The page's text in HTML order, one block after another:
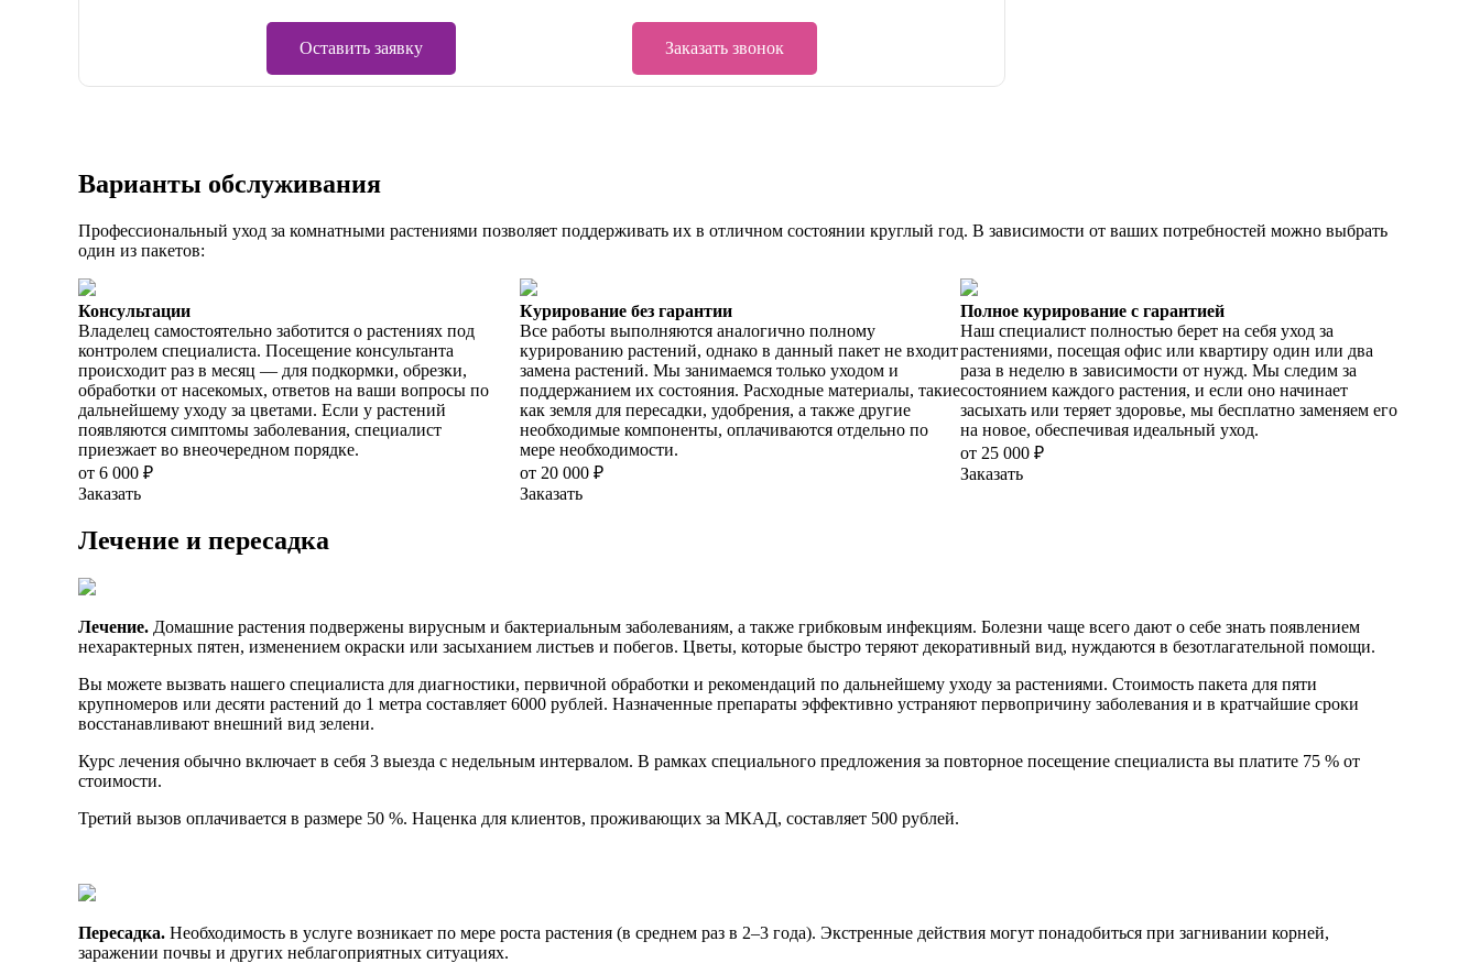
Оставить заявку Заказать звонок
Варианты обслуживания
Профессиональный уход за комнатными растениями позволяет поддерживать их в отличном состоянии круглый год. В зависимости от ваших потребностей можно выбрать
один из пакетов:
Консультации
Владелец самостоятельно заботится о растениях под
контролем специалиста. Посещение консультанта
происходит раз в месяц — для подкормки, обрезки,
обработки от насекомых, ответов на ваши вопросы по
дальнейшему уходу за цветами. Если у растений
появляются симптомы заболевания, специалист
приезжает во внеочередном порядке.
от 6 000 ₽
Заказать
Курирование без гарантии
Все работы выполняются аналогично полному
курированию растений, однако в данный пакет не входит
замена растений. Мы занимаемся только уходом и
поддержанием их состояния. Расходные материалы, такие
как земля для пересадки, удобрения, а также другие
необходимые компоненты, оплачиваются отдельно по
мере необходимости.
от 20 000 ₽
Заказать
Полное курирование с гарантией
Наш специалист полностью берет на себя уход за
растениями, посещая офис или квартиру один или два
раза в неделю в зависимости от нужд. Мы следим за
состоянием каждого растения, и если оно начинает
засыхать или теряет здоровье, мы бесплатно заменяем его
на новое, обеспечивая идеальный уход.
от 25 000 ₽
Заказать
Лечение и пересадка
Лечение. Домашние растения подвержены вирусным и бактериальным заболеваниям, а также грибковым инфекциям. Болезни чаще всего дают о себе знать появлением
нехарактерных пятен, изменением окраски или засыханием листьев и побегов. Цветы, которые быстро теряют декоративный вид, нуждаются в безотлагательной помощи.
Вы можете вызвать нашего специалиста для диагностики, первичной обработки и рекомендаций по дальнейшему уходу за растениями. Стоимость пакета для пяти
крупномеров или десяти растений до 1 метра составляет 6000 рублей. Назначенные препараты эффективно устраняют первопричину заболевания и в кратчайшие сроки
восстанавливают внешний вид зелени.
Курс лечения обычно включает в себя 3 выезда с недельным интервалом. В рамках специального предложения за повторное посещение специалиста вы платите 75 % от
стоимости.
Третий вызов оплачивается в размере 50 %. Наценка для клиентов, проживающих за МКАД, составляет 500 рублей.
Пересадка. Необходимость в услуге возникает по мере роста растения (в среднем раз в 2–3 года). Экстренные действия могут понадобиться при загнивании корней,
заражении почвы и других неблагоприятных ситуациях.